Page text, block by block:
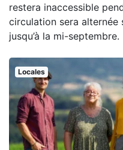
restera inaccessible
circulation sera
jusqu’à la mi-septembre.
Locales